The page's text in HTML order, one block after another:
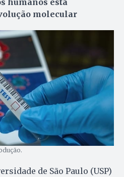
molecular
de São Paulo (USP)